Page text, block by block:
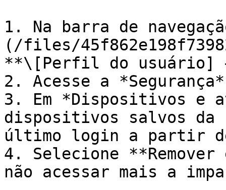
1. Na barra de
(/files/
**\[Perfil do
2. Acesse a
3. Em *Dispositivos e
dispositivos salvos da
último login a partir
4. Selecione
não acessar mais a